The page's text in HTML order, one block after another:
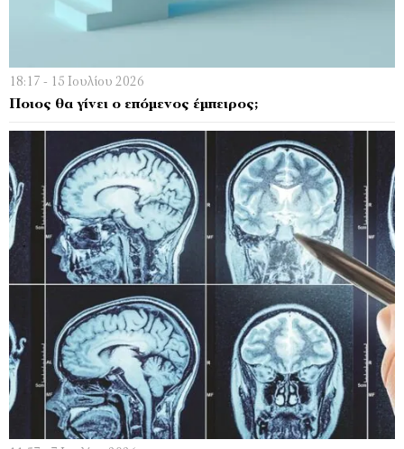
18:17 - 15 Ιουλίου 2026
Ποιος θα γίνει ο επόμενος έμπειρος;